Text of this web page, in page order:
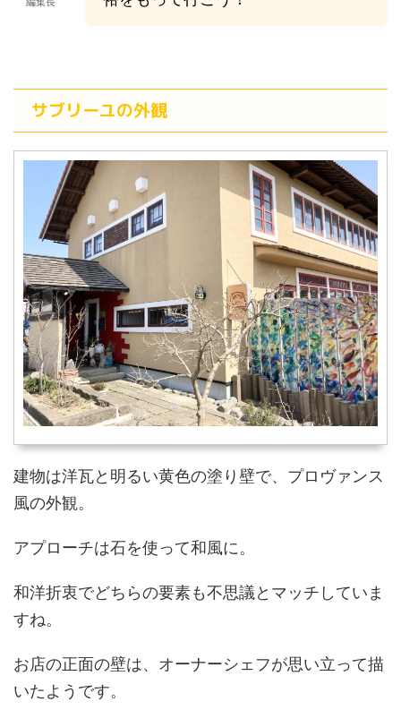
サブリーユの外観
建物は洋瓦と明るい黄色の塗り壁で、プロヴァンス
風の外観。
アプローチは石を使って和風に。
和洋折衷でどちらの要素も不思議とマッチしていま
すね。
お店の正面の壁は、オーナーシェフが思い立って描
いたようです。